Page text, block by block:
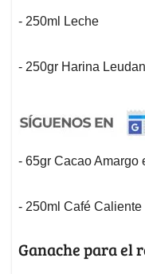
- 250ml Leche
- 250gr Harina
- 65gr Cacao Amargo
- 250ml Café Caliente
Ganache para el